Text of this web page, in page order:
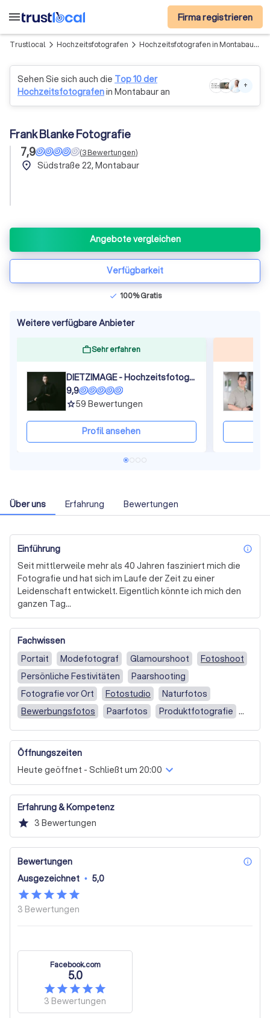
menu Firma registrieren
Trustlocal arrow_forward_ios Hochzeitsfotografen arrow_forward_ios Hochzeitsfotografen in Montabaur
Sehen Sie sich auch die Top 10 der
Hochzeitsfotografenin Montabaur an
+
Frank Blanke Fotografie
7,9
(3Bewertungen)
place Südstraße 22, Montabaur
Angebote vergleichen
Verfügbarkeit
check 100% Gratis
Weitere verfügbare Anbieter
Sehr erfahren
DIETZIMAGE - Hochzeitsfotografie
9,9
grade59 Bewertungen
Profil ansehen
Über uns Erfahrung Bewertungen
Einführung
Seit mittlerweile mehr als 40 Jahren fasziniert mich die
Fotografie und hat sich im Laufe der Zeit zu einer
Leidenschaft entwickelt. Eigentlich könnte ich mich den
ganzen Tag
mit nichts anderem als der Fotografie beschäftigen –
egal, ob mit oder ohne Kamera.
Fachwissen
Portait
Modefotograf Glamourshoot
Fotoshoot
Persönliche Festivitäten
Paarshooting
Fotografie vor Ort
Fotostudio
Naturfotos
Bewerbungsfotos
Paarfotos
Produktfotografie
Tierfotografie
Hochzeit
Hochzeitsfotografie
Fotoshooting & Porträt
Vor Ort
Ganztägig (ab 6 Stunden)
Nachmittags & Abends
Morgens & (Nach)mittags
Nur (nach)mittags
Sonstiges
Videografie
Paarbilder
Öffnungszeiten
Heute geöffnet - Schließt um 20:00
Erfahrung & Kompetenz
star 3 Bewertungen
Bewertungen
Ausgezeichnet • 5,0
3 Bewertungen
Facebook.com
5.0
3 Bewertungen